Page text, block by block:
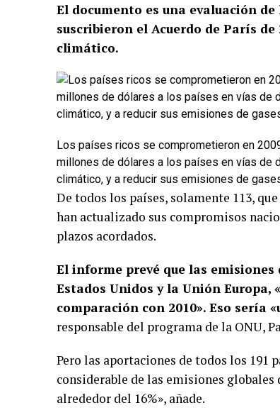
El documento es una evaluación
suscribieron el Acuerdo de París
climático.
Los países ricos se comprometieron en
millones de dólares a los países en vías de
climático, y a reducir sus emisiones de
De todos los países, solamente 113,
han actualizado sus compromisos
plazos acordados.
El informe prevé que las emisiones
Estados Unidos y la Unión Europa,
comparación con 2010». Eso sería
responsable del programa de la ONU,
Pero las aportaciones de todos los 191
considerable de las emisiones globales
alrededor del 16%», añade.